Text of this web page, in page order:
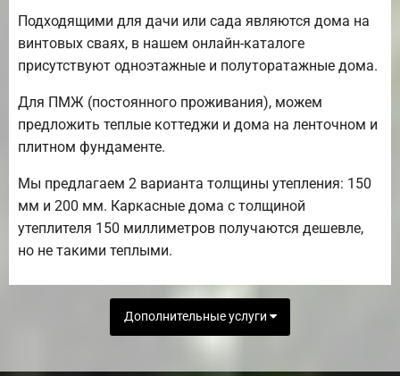
Подходящими для дачи или сада являются дома на
винтовых сваях, в нашем онлайн-каталоге
присутствуют одноэтажные и полуторатажные дома.
Для ПМЖ (постоянного проживания), можем
предложить теплые коттеджи и дома на ленточном и
плитном фундаменте.
Мы предлагаем 2 варианта толщины утепления: 150
мм и 200 мм. Каркасные дома с толщиной
утеплителя 150 миллиметров получаются дешевле,
но не такими теплыми.
Дополнительные услуги